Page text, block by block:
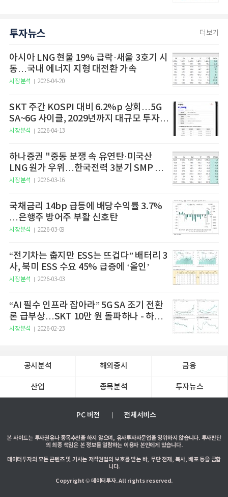
투자뉴스 더보기
아시아 LNG 현물 19% 급락·새울 3호기 시
동…국내 에너지 지형 대전환 가속
시장분석 2026-04-20
SKT 주간 KOSPI 대비 6.2%p 상회…5G
SA~6G 사이클, 2029년까지 대규모 투자
예고
시장분석 2026-04-13
하나증권 "중동 분쟁 속 유연탄·미국산
LNG 원가 우위…한국전력 3분기 SMP 상
승 전망"
시장분석 2026-03-16
국채금리 14bp 급등에 배당수익률 3.7%
…은행주 방어주 부활 신호탄
시장분석 2026-03-09
“전기차는 춥지만 ESS는 뜨겁다” 배터리 3
사, 북미 ESS 수요 45% 급증에 ‘올인’
시장분석 2026-03-03
“AI 필수 인프라 잡아라” 5G SA 조기 전환
론 급부상…SKT 10만 원 돌파하나 - 하나
증권
시장분석 2026-02-23
공시분석 해외증시 금융
산업 종목분석 투자뉴스
PC 버전 전체서비스
본 사이트는 투자권유나 종목추천을 하지 않으며, 유사투자자문업을 영위하지 않습니다. 투자판단
의 최종 책임은 본 정보를 열람하는 이용자 본인에게 있습니다.
데이터투자의 모든 콘텐츠 및 기사는 저작권법의 보호를 받는 바, 무단 전재, 복사, 배포 등을 금합
니다.
Copyright © 데이터투자. All rights reserved.